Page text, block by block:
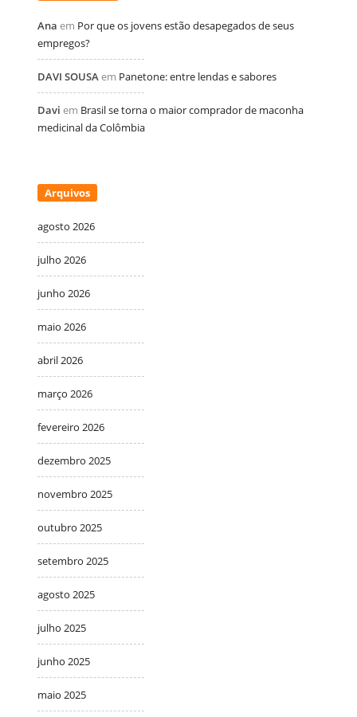
Ana em Por que os jovens estão desapegados de seus
empregos?
DAVI SOUSA em Panetone: entre lendas e sabores
Davi em Brasil se torna o maior comprador de maconha
medicinal da Colômbia
Arquivos
agosto 2026
julho 2026
junho 2026
maio 2026
abril 2026
março 2026
fevereiro 2026
dezembro 2025
novembro 2025
outubro 2025
setembro 2025
agosto 2025
julho 2025
junho 2025
maio 2025